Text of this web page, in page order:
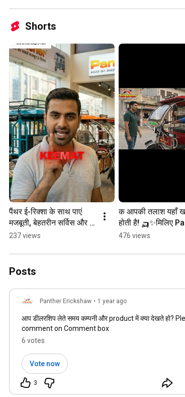
Shorts
पैंथर ई-रिक्शा के साथ पाएं
मजबूती, बेहतरीन सर्विस और
सालों का भरोसा। समझदार
237 views
क आपकी तलाश यहाँ
होती है! 🛺✨मिलिए
XL Plus से - जो
476 views
Posts
Panther Erickshaw • 1 year ago
आप डीलरशिप लेते समय कम्पनी और product में क्या देखते हो?
comment on Comment box
6 votes
Vote now
3